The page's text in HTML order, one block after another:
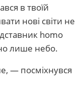
в твоїй
нові світи не
homo
лише небо.
— посміхнувся